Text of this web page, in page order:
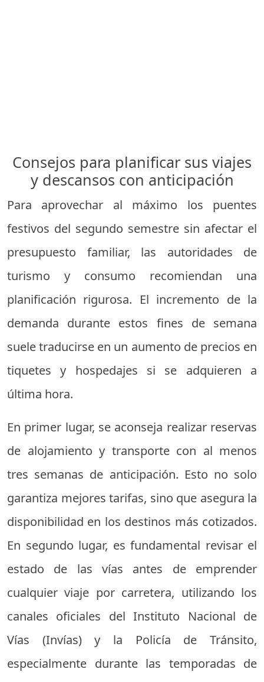
Consejos para planificar sus viajes
y descansos con anticipación
Para aprovechar al máximo los puentes
festivos del segundo semestre sin afectar el
presupuesto familiar, las autoridades de
turismo y consumo recomiendan una
planificación rigurosa. El incremento de la
demanda durante estos fines de semana
suele traducirse en un aumento de precios en
tiquetes y hospedajes si se adquieren a
última hora.
En primer lugar, se aconseja realizar reservas
de alojamiento y transporte con al menos
tres semanas de anticipación. Esto no solo
garantiza mejores tarifas, sino que asegura la
disponibilidad en los destinos más cotizados.
En segundo lugar, es fundamental revisar el
estado de las vías antes de emprender
cualquier viaje por carretera, utilizando los
canales oficiales del Instituto Nacional de
Vías (Invías) y la Policía de Tránsito,
especialmente durante las temporadas de